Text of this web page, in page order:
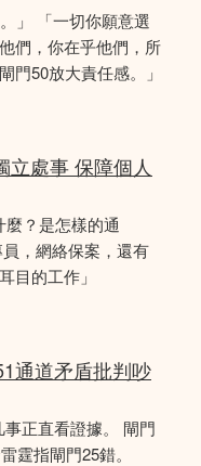
」 「一切你願意選
們，你在乎他們，所
門50放大責任感。」
立處事 保障個人
？是怎樣的通
，網絡保案，還有
目的工作」
通道矛盾批判吵
正直看證據。 閘門
霆指閘門25錯。